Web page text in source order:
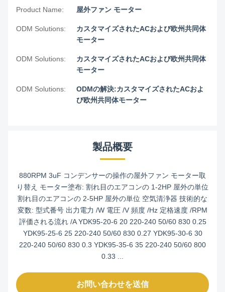
Product Name: 屋外ファン モーター
ODM Solutions:
カスタマイズされたACおよび欧州共同体
モーター
ODM Solutions:
カスタマイズされたACおよび欧州共同体
モーター
ODM Solutions:
ODMの解決:カスタマイズされたACおよ
び欧州共同体モーター
製品概要
880RPM 3uF コンデンサーの操作の屋外ファン モーター取
り替え モーター塗布: 割れ目のエアコンの 1-2HP 屋外の単位
割れ目のエアコンの 2-5HP 屋外の単位 空気清浄器 技術的な
変数: 型式番号 出力電力 /W 電圧 /V 頻度 /Hz 定格速度 /RPM
評価される流れ /A YDK95-20-6 20 220-240 50/60 830 0.25
YDK95-25-6 25 220-240 50/60 830 0.27 YDK95-30-6 30
220-240 50/60 830 0.3 YDK95-35-6 35 220-240 50/60 800
0.33 ...
お問い合わせを送信